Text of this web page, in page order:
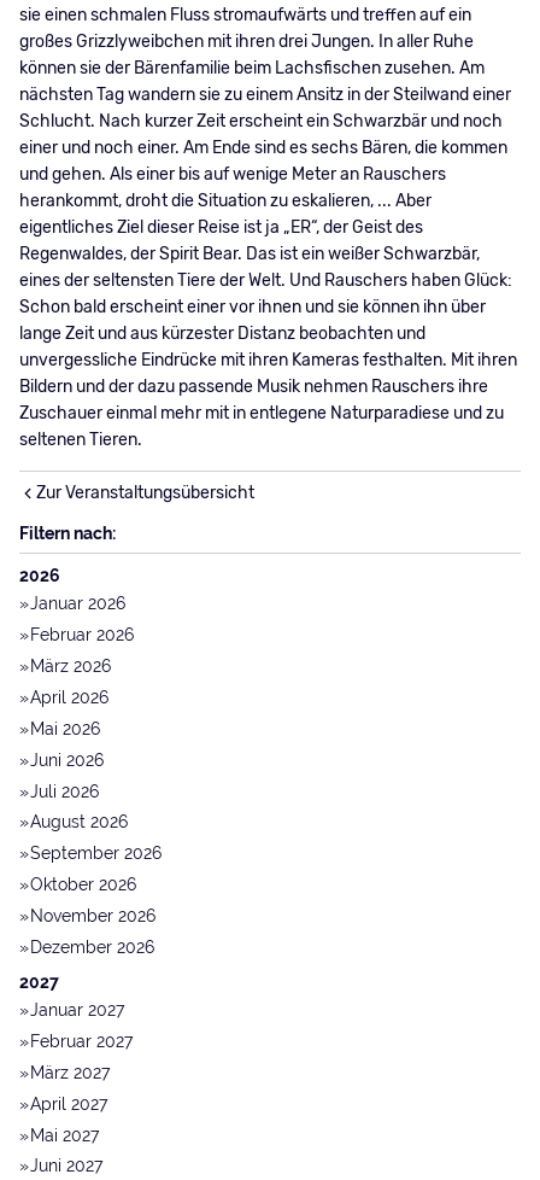
sie einen schmalen Fluss stromaufwärts und treffen auf ein
großes Grizzlyweibchen mit ihren drei Jungen. In aller Ruhe
können sie der Bärenfamilie beim Lachsfischen zusehen. Am
nächsten Tag wandern sie zu einem Ansitz in der Steilwand einer
Schlucht. Nach kurzer Zeit erscheint ein Schwarzbär und noch
einer und noch einer. Am Ende sind es sechs Bären, die kommen
und gehen. Als einer bis auf wenige Meter an Rauschers
herankommt, droht die Situation zu eskalieren, ... Aber
eigentliches Ziel dieser Reise ist ja „ER“, der Geist des
Regenwaldes, der Spirit Bear. Das ist ein weißer Schwarzbär,
eines der seltensten Tiere der Welt. Und Rauschers haben Glück:
Schon bald erscheint einer vor ihnen und sie können ihn über
lange Zeit und aus kürzester Distanz beobachten und
unvergessliche Eindrücke mit ihren Kameras festhalten. Mit ihren
Bildern und der dazu passende Musik nehmen Rauschers ihre
Zuschauer einmal mehr mit in entlegene Naturparadiese und zu
seltenen Tieren.
Zur Veranstaltungsübersicht
Filtern nach:
2026
Januar 2026
Februar 2026
März 2026
April 2026
Mai 2026
Juni 2026
Juli 2026
August 2026
September 2026
Oktober 2026
November 2026
Dezember 2026
2027
Januar 2027
Februar 2027
März 2027
April 2027
Mai 2027
Juni 2027